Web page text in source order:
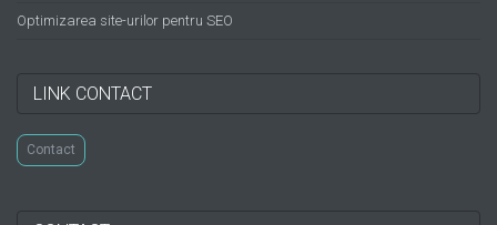
Optimizarea site-urilor pentru SEO
LINK CONTACT
Contact